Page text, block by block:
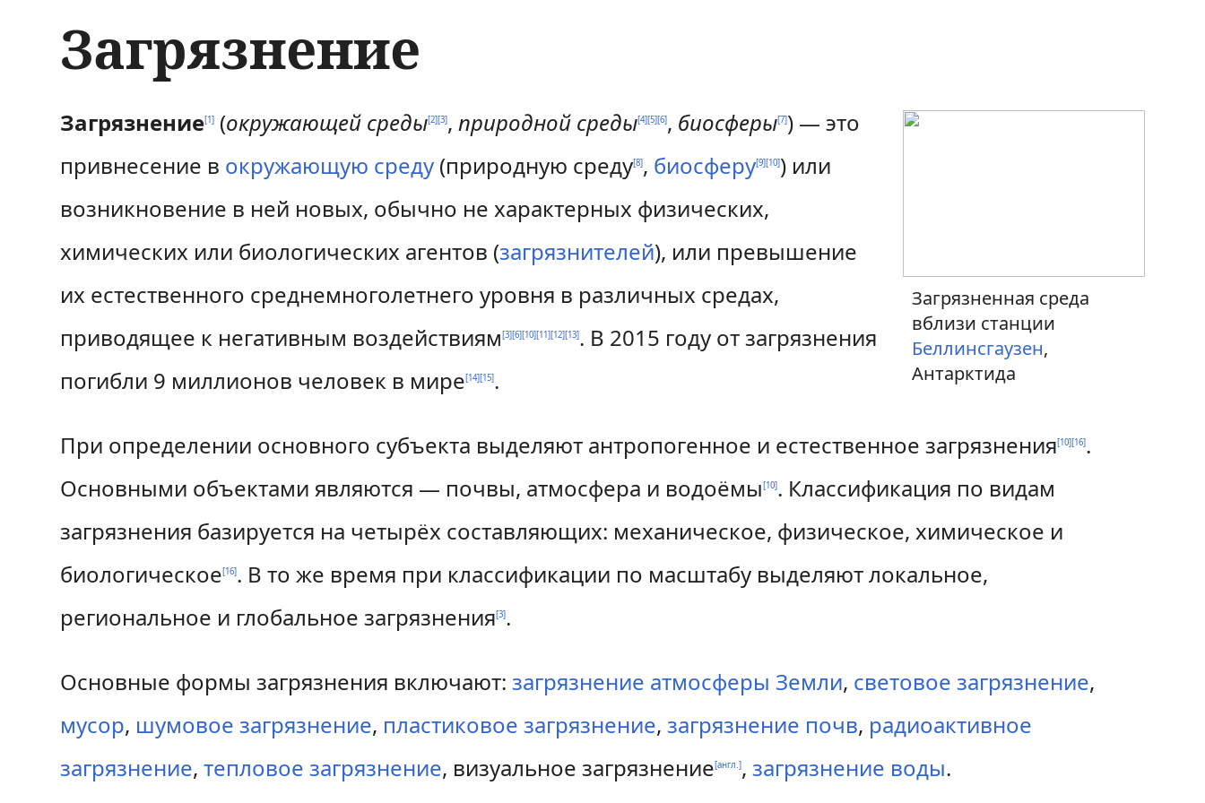
Загрязнение
П
й
т
и
а
в
а
ц
и
П
й
т
и
о
и
у
Загрязненная среда
вблизи станции
Беллинсгаузен,
Антарктида
Загрязнение[1] (окружающей среды[2][3],природной среды[4][5][6], биосферы[7]) — это
привнесение в окружающую среду (природную среду[8], биосферу[9][10]) или
возникновение в ней новых, обычно не характерных физических,
химических или биологических агентов (загрязнителей), или превышение
их естественного среднемноголетнего уровня в различных средах,
приводящее к негативным воздействиям[3][6][10][11][12][13]. В 2015 году от загрязнения
погибли 9 миллионов человек в мире[14][15].
При определении основного субъекта выделяют антропогенное и естественное загрязнения[10][16].
Основными объектами являются — почвы, атмосфера и водоёмы[10]. Классификация по видам
загрязнения базируется на четырёх составляющих: механическое, физическое, химическое и
биологическое[16]. В то же время при классификации по масштабу выделяют локальное,
региональное и глобальное загрязнения[3].
Основные формы загрязнения включают:загрязнение атмосферы Земли, световое загрязнение,
мусор, шумовое загрязнение, пластиковое загрязнение,загрязнение почв, радиоактивное
загрязнение,тепловое загрязнение, визуальное загрязнение[англ.],загрязнение воды.